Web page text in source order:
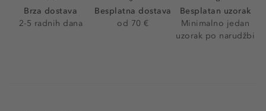
Brza dostava
2-5 radnih dana
Besplatna dostava
od 70 €
Besplatan uzorak
Minimalno jedan
uzorak po narudžbi